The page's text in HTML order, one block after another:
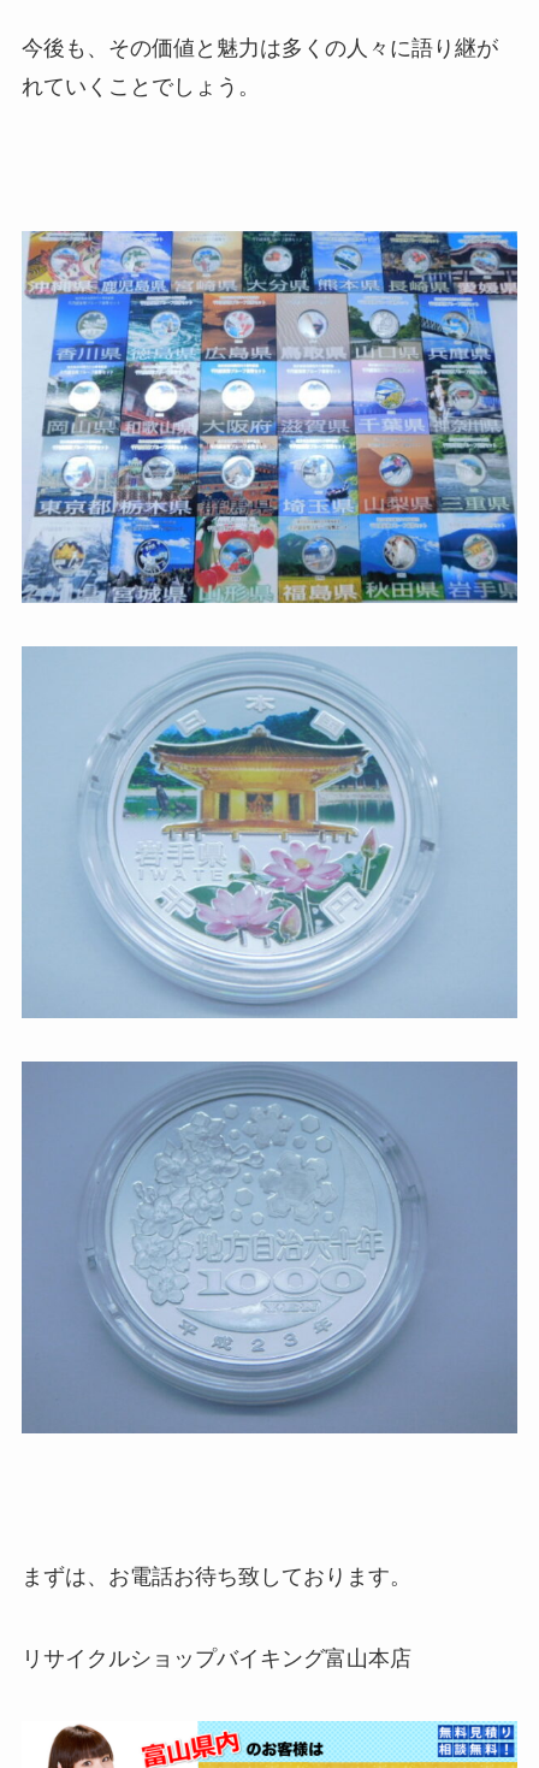
今後も、 その価値と魅力は多くの人々に語り継が
れていくことでしょう。
まずは、お電話お待ち致しております。
リサイクルショップバイキング富山本店